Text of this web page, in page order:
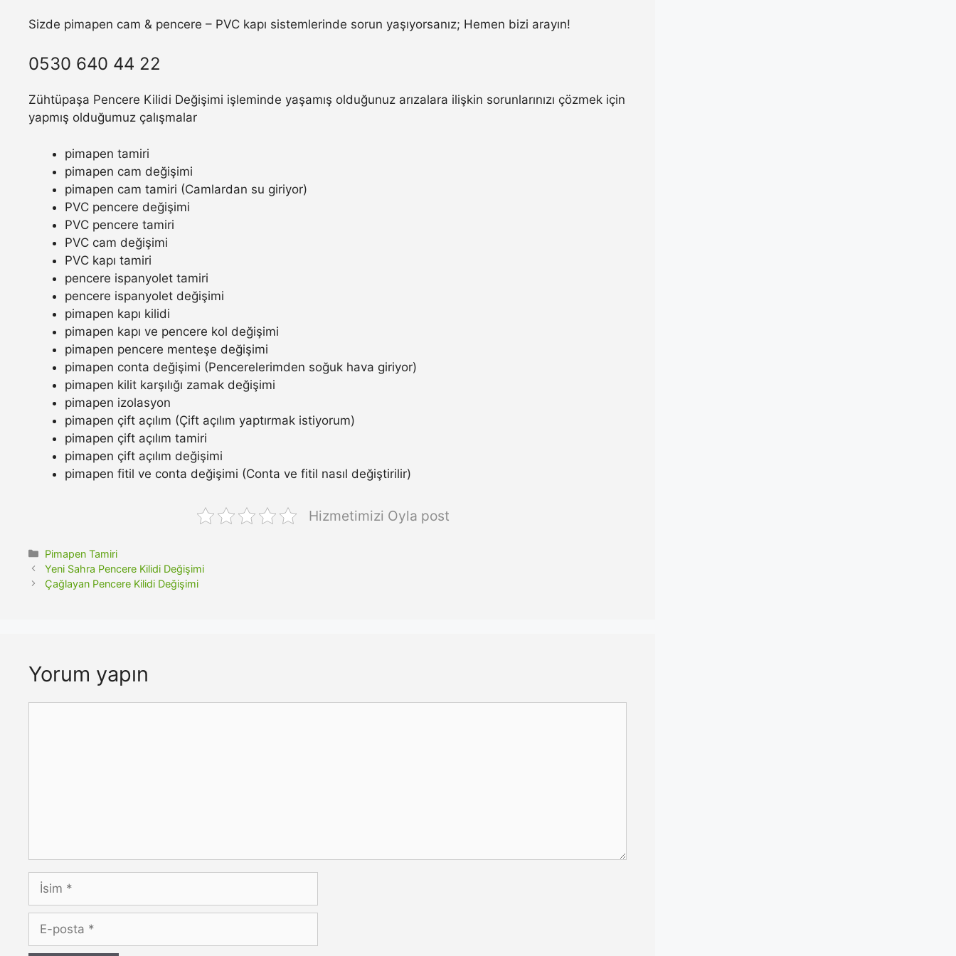
Sizde pimapen cam & pencere – PVC kapı sistemlerinde sorun yaşıyorsanız; Hemen bizi arayın!
0530 640 44 22
Zühtüpaşa Pencere Kilidi Değişimi işleminde yaşamış olduğunuz arızalara ilişkin sorunlarınızı çözmek için
yapmış olduğumuz çalışmalar
pimapen tamiri
pimapen cam değişimi
pimapen cam tamiri (Camlardan su giriyor)
PVC pencere değişimi
PVC pencere tamiri
PVC cam değişimi
PVC kapı tamiri
pencere ispanyolet tamiri
pencere ispanyolet değişimi
pimapen kapı kilidi
pimapen kapı ve pencere kol değişimi
pimapen pencere menteşe değişimi
pimapen conta değişimi (Pencerelerimden soğuk hava giriyor)
pimapen kilit karşılığı zamak değişimi
pimapen izolasyon
pimapen çift açılım (Çift açılım yaptırmak istiyorum)
pimapen çift açılım tamiri
pimapen çift açılım değişimi
pimapen fitil ve conta değişimi (Conta ve fitil nasıl değiştirilir)
Hizmetimizi Oyla post
Kategoriler
Pimapen Tamiri
Yeni Sahra Pencere Kilidi Değişimi
Çağlayan Pencere Kilidi Değişimi
Yorum yapın
İsim
posta